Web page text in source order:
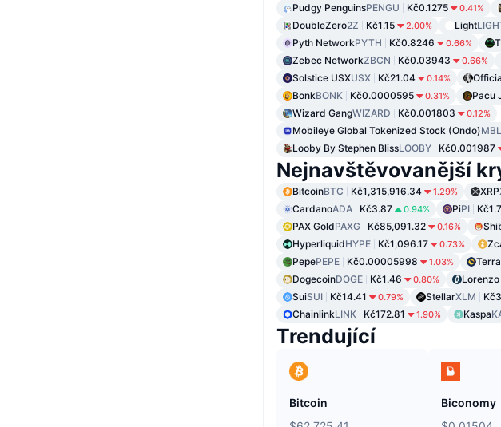
Pudgy PenguinsPENGU Kč0.1275 0.41%
DoubleZero2Z Kč1.15 2.00% Light
Pyth NetworkPYTH Kč0.8246 0.66%
Zebec NetworkZBCN Kč0.03943 0.66%
Solstice USXUSX Kč21.04 0.14%
BonkBONK Kč0.0000595 0.31% Pacu
Wizard GangWIZARD Kč0.001803 0.12%
Mobileye Global Tokenized Stock (Ondo)
Looby By Stephen BlissLOOBY Kč0.001987
Nejnavštěvovanější
BitcoinBTC Kč1,315,916.34 1.29% XRP
CardanoADA Kč3.87 0.94% PiPI
PAX GoldPAXG Kč85,091.32 0.16%
HyperliquidHYPE Kč1,096.17 0.73%
PepePEPE Kč0.00005998 1.03%
DogecoinDOGE Kč1.46 0.80%
SuiSUI Kč14.41 0.79% StellarXLM
ChainlinkLINK Kč172.81 1.90% Kaspa
Trendující
Bitcoin
Biconomy